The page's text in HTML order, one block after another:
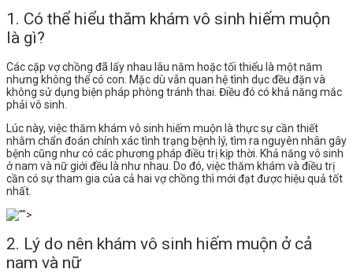
1. Có thể hiểu thăm khám vô sinh hiếm muộn
là gì?
Các cặp vợ chồng đã lấy nhau lâu năm hoặc tối thiểu là một năm
nhưng không thể có con. Mặc dù vẫn quan hệ tình dục đều đặn và
không sử dụng biện pháp phòng tránh thai. Điều đó có khả năng mắc
phải vô sinh.
Lúc này, việc thăm khám vô sinh hiếm muộn là thực sự cần thiết
nhằm chẩn đoán chính xác tình trạng bệnh lý, tìm ra nguyên nhân gây
bệnh cũng như có các phương pháp điều trị kịp thời. Khả năng vô sinh
ở nam và nữ giới đều là như nhau. Do đó, việc thăm khám và điều trị
cần có sự tham gia của cả hai vợ chồng thì mới đạt được hiệu quả tốt
nhất.
2. Lý do nên khám vô sinh hiếm muộn ở cả
nam và nữ